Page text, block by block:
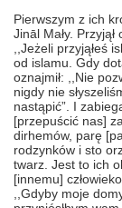
Pierwszym z ich
Jināl Mały.
,,Jeżeli przyjąłeś
od islamu. Gdy
oznajmił: ,,Nie
nigdy nie
nastąpić”. I
[przepuścić nas]
dirhemów, parę
rodzynków i sto
twarz. Jest to ich
[innemu]
,,Gdyby moje